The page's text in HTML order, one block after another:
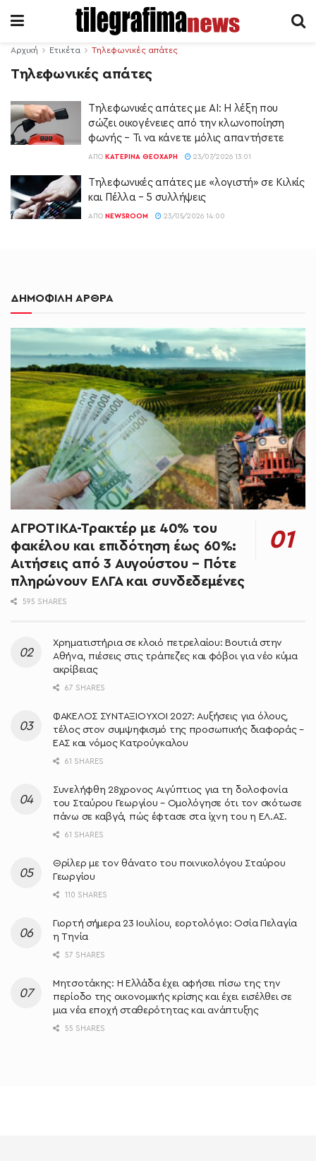
Αρχική Ετικέτα Τηλεφωνικές απάτες
Τηλεφωνικές απάτες
Τηλεφωνικές απάτες με AI: Η λέξη που
σώζει οικογένειες από την κλωνοποίηση
φωνής – Τι να κάνετε μόλις απαντήσετε
ΑΠΌ ΚΑΤΕΡΊΝΑ ΘΕΟΧΆΡΗ 23/07/2026 13:01
Τηλεφωνικές απάτες με «λογιστή» σε Κιλκίς
και Πέλλα – 5 συλλήψεις
ΑΠΌ NEWSROOM 23/05/2026 14:00
ΔΗΜΟΦΙΛΗ ΑΡΘΡΑ
ΑΓΡΟΤΙΚΑ-Τρακτέρ με 40% του
φακέλου και επιδότηση έως 60%:
Αιτήσεις από 3 Αυγούστου – Πότε
πληρώνουν ΕΛΓΑ και συνδεδεμένες
595 SHARES
Χρηματιστήρια σε κλοιό πετρελαίου: Βουτιά στην
Αθήνα, πιέσεις στις τράπεζες και φόβοι για νέο κύμα
ακρίβειας
67 SHARES
ΦΑΚΕΛΟΣ ΣΥΝΤΑΞΙΟΥΧΟΙ 2027: Αυξήσεις για όλους,
τέλος στον συμψηφισμό της προσωπικής διαφοράς –
ΕΑΣ και νόμος Κατρούγκαλου
61 SHARES
Συνελήφθη 28χρονος Αιγύπτιος για τη δολοφονία
του Σταύρου Γεωργίου – Ομολόγησε ότι τον σκότωσε
πάνω σε καβγά, πώς έφτασε στα ίχνη του η ΕΛ.ΑΣ.
61 SHARES
Θρίλερ με τον θάνατο του ποινικολόγου Σταύρου
Γεωργίου
110 SHARES
Γιορτή σήμερα 23 Ιουλίου, εορτολόγιο: Οσία Πελαγία
η Τηνία
57 SHARES
Μητσοτάκης: Η Ελλάδα έχει αφήσει πίσω της την
περίοδο της οικονομικής κρίσης και έχει εισέλθει σε
μια νέα εποχή σταθερότητας και ανάπτυξης
55 SHARES